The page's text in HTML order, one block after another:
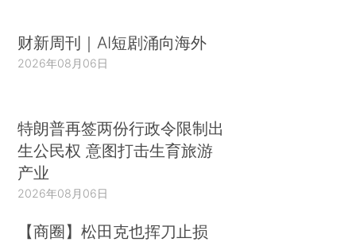
财新周刊｜AI短剧涌向海外
2026年08月06日
特朗普再签两份行政令限制出
生公民权 意图打击生育旅游
产业
2026年08月06日
【商圈】松田克也挥刀止损